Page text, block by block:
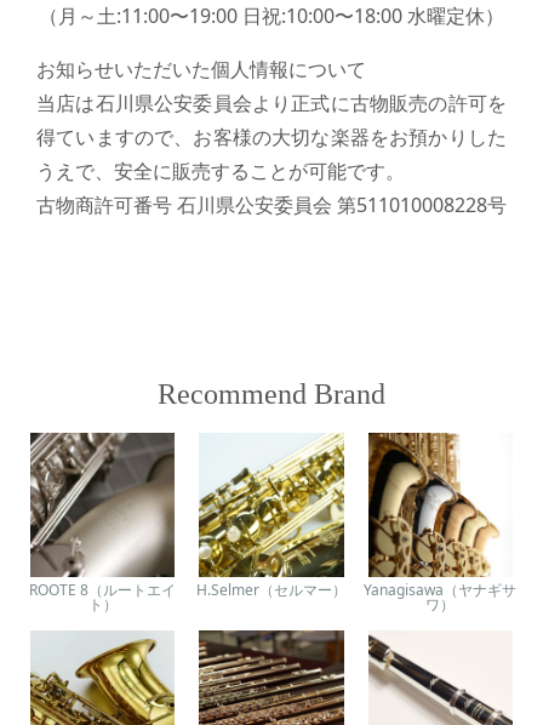
（月～土:11:00〜19:00 日祝:10:00〜18:00 水曜定休）
お知らせいただいた個人情報について
当店は石川県公安委員会より正式に古物販売の許可を
得ていますので、お客様の大切な楽器をお預かりした
うえで、安全に販売することが可能です。
古物商許可番号 石川県公安委員会 第511010008228号
Recommend Brand
ROOTE 8（ルートエイ
ト）
H.Selmer（セルマー） Yanagisawa（ヤナギサ
ワ）